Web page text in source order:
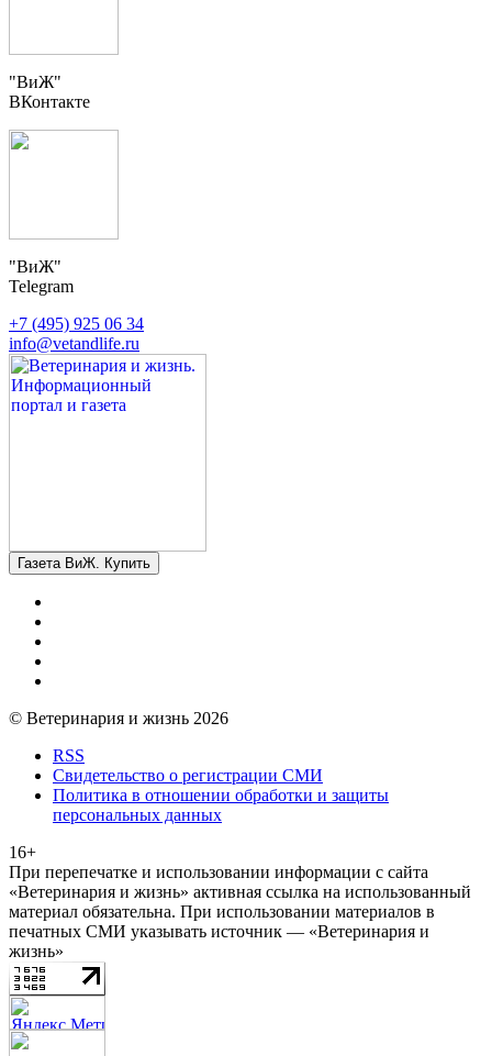
"ВиЖ"
ВКонтакте
"ВиЖ"
Telegram
+7 (495) 925 06 34
info@vetandlife.ru
Газета ВиЖ. Купить
© Ветеринария и жизнь 2026
RSS
Свидетельство о регистрации СМИ
Политика в отношении обработки и защиты
персональных данных
16+
При перепечатке и использовании информации с сайта
«Ветеринария и жизнь» активная ссылка на использованный
материал обязательна. При использовании материалов в
печатных СМИ указывать источник — «Ветеринария и
жизнь»